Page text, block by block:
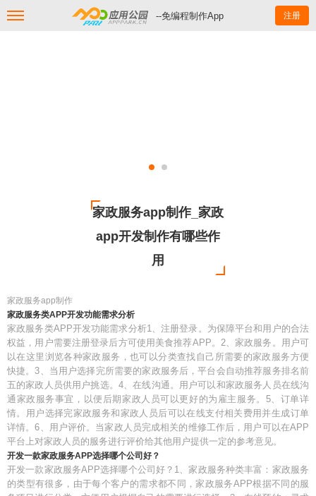
--免编程制作App 注册
家政服务app制作_家政
app开发制作有哪些作
用
家政服务app制作
家政服务类APP开发功能需求分析
家政服务类APP开发功能需求分析1、注册登录。为保障平台和用户的合法
权益，用户需要注册登录后方可使用美食推荐APP。2、家政服务。用户可
以在这里浏览各种家政服务，也可以分类查找自己所需要的家政服务方便
快捷。3、当用户选择完所需要的家政服务后，平台会自动推荐服务排名前
五的家政人员供用户挑选。4、在线沟通。用户可以和家政服务人员在线沟
通家政服务事宜，以便后期家政人员可以更好的为雇主服务。5、订单详
情。用户选择完家政服务和家政人员后可以在线支付相关费用并生成订单
详情。6、用户评价。当家政人员完成相关的维修工作后，用户可以在APP
平台上对家政人员的服务进行评价给其他用户提供一定的参考意见。
开发一款家政服务APP选择哪个公司好？
开发一款家政服务APP选择哪个公司好？1、家政服务种类丰富：家政服务
的类型有很多，由于每个客户的需求都不同，家政服务APP根据不同的服